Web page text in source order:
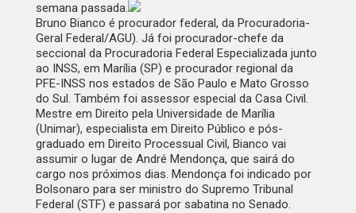
semana passada.
Bruno Bianco é procurador federal, da Procuradoria-
Geral Federal/AGU). Já foi procurador-chefe da
seccional da Procuradoria Federal Especializada junto
ao INSS, em Marília (SP) e procurador regional da
PFE-INSS nos estados de São Paulo e Mato Grosso
do Sul. Também foi assessor especial da Casa Civil.
Mestre em Direito pela Universidade de Marília
(Unimar), especialista em Direito Público e pós-
graduado em Direito Processual Civil, Bianco vai
assumir o lugar de André Mendonça, que sairá do
cargo nos próximos dias. Mendonça foi indicado por
Bolsonaro para ser ministro do Supremo Tribunal
Federal (STF) e passará por sabatina no Senado.